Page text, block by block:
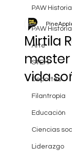
PAW
Arte
STEM
Deportes
Filantropía
Educación
Ciencias
Liderazgo
PAW
Mirtila
vida